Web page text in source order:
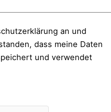
an und
dass meine Daten
und verwendet